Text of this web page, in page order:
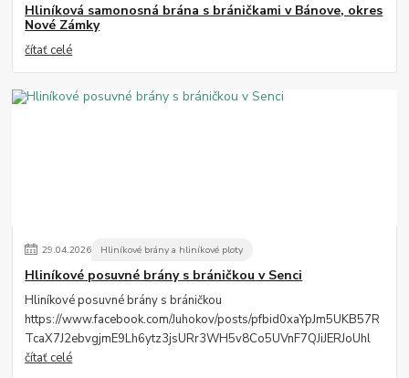
Hliníková samonosná brána s bráničkami v Bánove, okres
Nové Zámky
čítať celé
29.04.2026 Hliníkové brány a hliníkové ploty
Hliníkové posuvné brány s bráničkou v Senci
Hliníkové posuvné brány s bráničkou
https://www.facebook.com/Juhokov/posts/pfbid0xaYpJm5UKB57R
TcaX7J2ebvgjmE9Lh6ytz3jsURr3WH5v8Co5UVnF7QJiJERJoUhl
čítať celé